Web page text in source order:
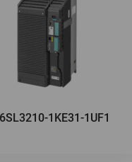
6SL3210-1KE31-1UF1